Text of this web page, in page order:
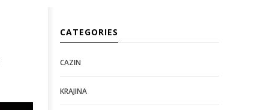
CATEGORIES
CAZIN
KRAJINA